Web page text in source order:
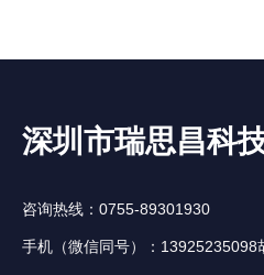
深圳市瑞思昌科
咨询热线：0755-89301930
手机（微信同号）：13925235098